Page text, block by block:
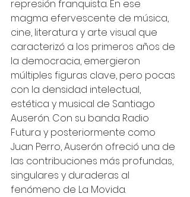
represión franquista. En ese
magma efervescente de música,
cine, literatura y arte visual que
caracterizó a los primeros años de
la democracia, emergieron
múltiples figuras clave, pero pocas
con la densidad intelectual,
estética y musical de Santiago
Auserón. Con su banda Radio
Futura y posteriormente como
Juan Perro, Auserón ofreció una de
las contribuciones más profundas,
singulares y duraderas al
fenómeno de La Movida.